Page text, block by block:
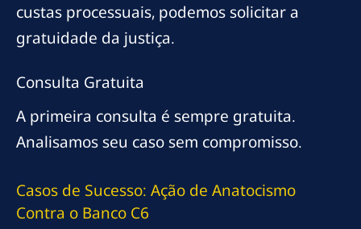
custas processuais, podemos solicitar a
gratuidade da justiça.
Consulta Gratuita
A primeira consulta é sempre gratuita.
Analisamos seu caso sem compromisso.
Casos de Sucesso: Ação de Anatocismo
Contra o Banco C6